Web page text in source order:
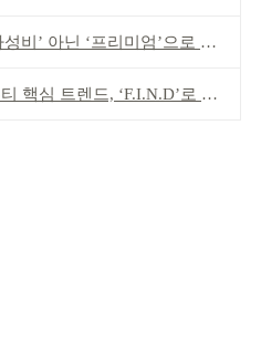
’ 아닌 ‘프리미엄’으로 승부걸어야
핵심 트렌드, ‘F.I.N.D’로 읽는다